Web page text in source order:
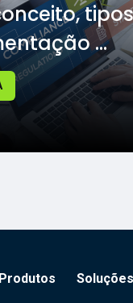
...
Produtos Soluções